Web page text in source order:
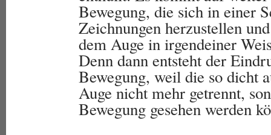
Bewegung, die sich in einer
Zeichnungen herzustellen
dem Auge in irgendeiner
Denn dann entsteht der
Bewegung, weil die so dicht
Auge nicht mehr getrennt,
Bewegung gesehen werden